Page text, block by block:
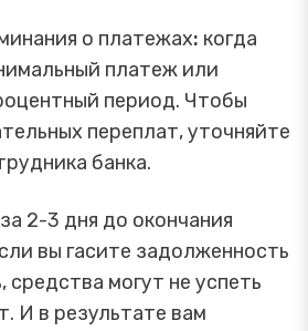
о платежах: когда
платеж или
период. Чтобы
переплат, уточняйте
банка.
2-3 дня до окончания
вы гасите задолженность
средства могут не успеть
И в результате вам